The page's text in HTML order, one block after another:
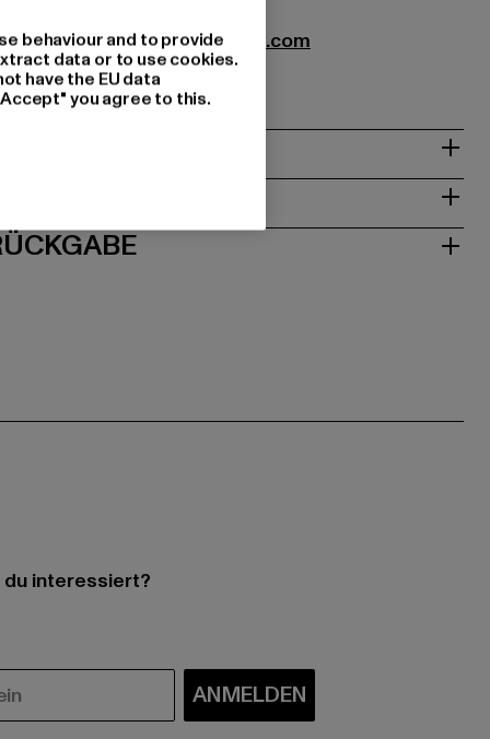
distributions.com
| AT
interessiert?
ANMELDEN
behaviour and to provide
data or to use cookies.
have the EU data
you agree to this.